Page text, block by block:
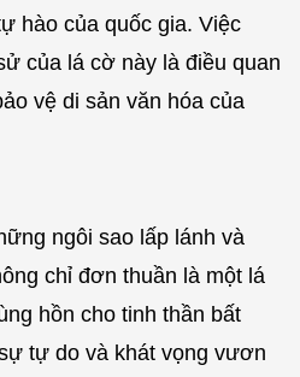
hào của quốc gia. Việc
của lá cờ này là điều quan
vệ di sản văn hóa của
ngôi sao lấp lánh và
chỉ đơn thuần là một lá
hồn cho tinh thần bất
tự do và khát vọng vươn